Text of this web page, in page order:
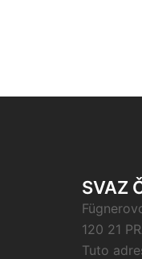
SVAZ
120 21
Tuto